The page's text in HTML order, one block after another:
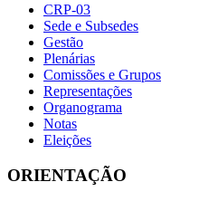
CRP-03
Sede e Subsedes
Gestão
Plenárias
Comissões e Grupos
Representações
Organograma
Notas
Eleições
ORIENTAÇÃO